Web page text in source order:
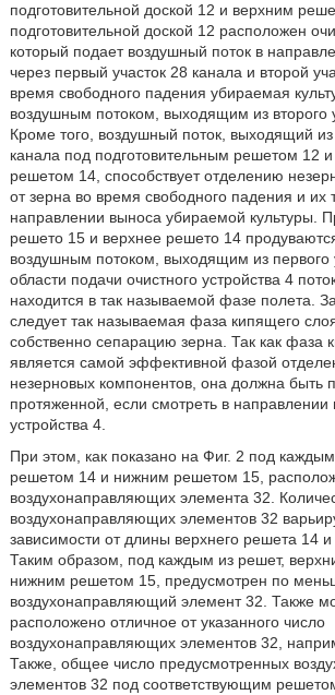
подготовительной доской 12 и верхним
подготовительной доской 12 расположен
который подает воздушный поток в
через первый участок 28 канала и второй
время свободного падения убираемая
воздушным потоком, выходящим из второго
Кроме того, воздушный поток, выходящий из
канала под подготовительным решетом 12
решетом 14, способствует отделению
от зерна во время свободного падения и их
направлении выноса убираемой культуры.
решето 15 и верхнее решето 14
воздушным потоком, выходящим из первого
области подачи очистного устройства 4
находится в так называемой фазе полета.
следует так называемая фаза кипящего
собственно сепарацию зерна. Так как фаза
является самой эффективной фазой
незерновых компонентов, она должна быть
протяженной, если смотреть в направлении
устройства 4.
При этом, как показано на Фиг. 2 под
решетом 14 и нижним решетом 15,
воздухонаправляющих элемента 32.
воздухонаправляющих элементов 32
зависимости от длины верхнего решета 14
Таким образом, под каждым из решет,
нижним решетом 15, предусмотрен по
воздухонаправляющий элемент 32. Также
расположено отличное от указанного число
воздухонаправляющих элементов 32,
Также, общее число предусмотренных
элементов 32 под соответствующим